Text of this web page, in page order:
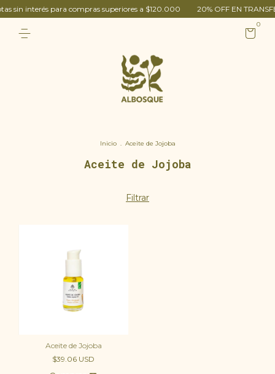
sin interés para compras superiores a $120.000 20% OFF EN
0
Inicio . Aceite de Jojoba
Aceite de Jojoba
Filtrar
Aceite de Jojoba
$39.06 USD